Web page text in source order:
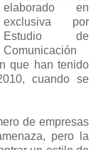
elaborado en
exclusiva por
Estudio de
Comunicación
que han tenido
cuando se
de empresas
pero la